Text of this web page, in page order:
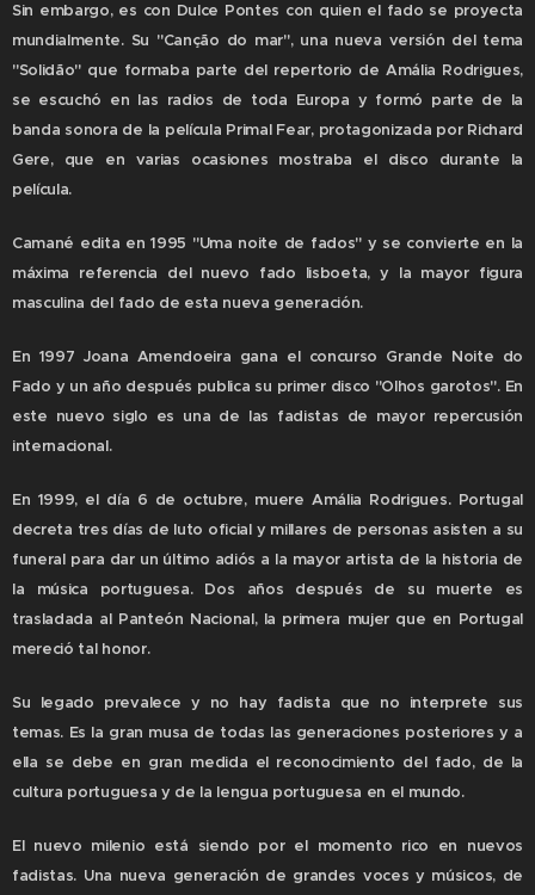
Sin embargo, es con Dulce Pontes con quien el fado se proyecta
mundialmente. Su "Canção do mar", una nueva versión del tema
"Solidão" que formaba parte del repertorio de Amália Rodrigues,
se escuchó en las radios de toda Europa y formó parte de la
banda sonora de la película Primal Fear, protagonizada por Richard
Gere, que en varias ocasiones mostraba el disco durante la
película.
Camané edita en 1995 "Uma noite de fados" y se convierte en la
máxima referencia del nuevo fado lisboeta, y la mayor figura
masculina del fado de esta nueva generación.
En 1997 Joana Amendoeira gana el concurso Grande Noite do
Fado y un año después publica su primer disco "Olhos garotos". En
este nuevo siglo es una de las fadistas de mayor repercusión
internacional.
En 1999, el día 6 de octubre, muere Amália Rodrigues. Portugal
decreta tres días de luto oficial y millares de personas asisten a su
funeral para dar un último adiós a la mayor artista de la historia de
la música portuguesa. Dos años después de su muerte es
trasladada al Panteón Nacional, la primera mujer que en Portugal
mereció tal honor.
Su legado prevalece y no hay fadista que no interprete sus
temas. Es la gran musa de todas las generaciones posteriores y a
ella se debe en gran medida el reconocimiento del fado, de la
cultura portuguesa y de la lengua portuguesa en el mundo.
El nuevo milenio está siendo por el momento rico en nuevos
fadistas. Una nueva generación de grandes voces y músicos, de